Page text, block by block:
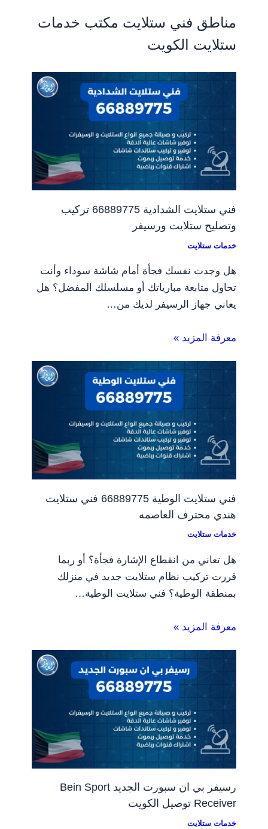
مناطق فني ستلايت مكتب خدمات
ستلايت الكويت
فني ستلايت الشدادية 66889775 تركيب
وتصليح ستلايت ورسيفر
خدمات ستلايت
هل وجدت نفسك فجأة أمام شاشة سوداء وأنت
تحاول متابعة مبارياتك أو مسلسلك المفضل؟ هل
يعاني جهاز الرسيفر لديك من…
معرفة المزيد »
فني ستلايت الوطية 66889775 فني ستلايت
هندي محترف العاصمه
خدمات ستلايت
هل تعاني من انقطاع الإشارة فجأة؟ أو ربما
قررت تركيب نظام ستلايت جديد في منزلك
بمنطقة الوطية؟ فني ستلايت الوطية…
معرفة المزيد »
رسيفر بي ان سبورت الجديد Bein Sport
Receiver توصيل الكويت
خدمات ستلايت